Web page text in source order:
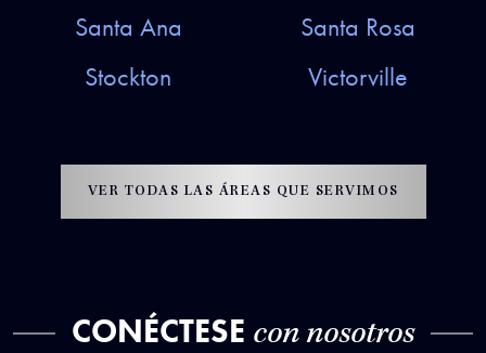
Santa Ana
Santa Rosa
Stockton
Victorville
VER TODAS LAS ÁREAS QUE SERVIMOS
CONÉCTESE con nosotros